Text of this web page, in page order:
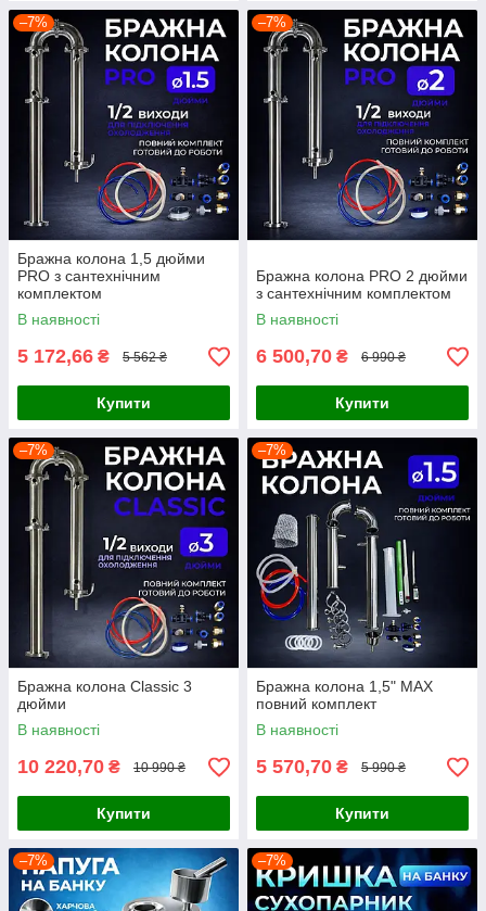
–7%
Бражна колона 1,5 дюйми
PRO з сантехнічним
комплектом
В наявності
5 172,66 ₴ 5 562 ₴
Купити
–7%
Бражна колона PRO 2 дюйми
з сантехнічним комплектом
В наявності
6 500,70 ₴ 6 990 ₴
Купити
–7%
Бражна колона Classic 3
дюйми
В наявності
10 220,70 ₴ 10 990 ₴
Купити
–7%
Бражна колона 1,5" MAX
повний комплект
В наявності
5 570,70 ₴ 5 990 ₴
Купити
–7% –7%